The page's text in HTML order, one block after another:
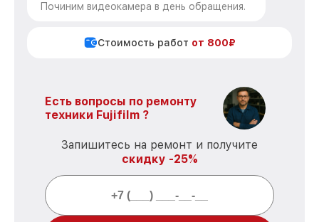
Починим видеокамера в день обращения.
Стоимость работ от 800₽
Есть вопросы по ремонту
техники Fujifilm ?
Запишитесь на ремонт и получите
скидку -25%